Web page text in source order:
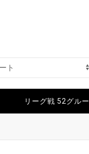
リーグ戦 52グル